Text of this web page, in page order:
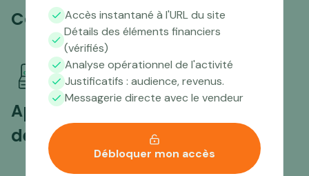
Accès instantané à l'URL du site
Détails des éléments financiers
(vérifiés)
Analyse opérationnel de l'activité
Justificatifs : audience, revenus.
Messagerie directe avec le vendeur
Débloquer mon accès
Compétences nécessaires
Aperçu du trafic sur les 12
derniers mois